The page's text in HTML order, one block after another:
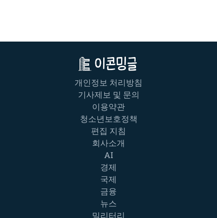
개인정보 처리방침
기사제보 및 문의
이용약관
청소년보호정책
편집 지침
회사소개
AI
경제
국제
금융
뉴스
밀리터리